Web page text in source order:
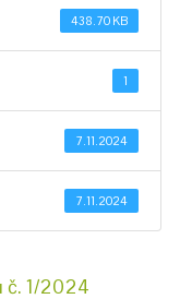
438.70 KB
1
7.11.2024
7.11.2024
č. 1/2024